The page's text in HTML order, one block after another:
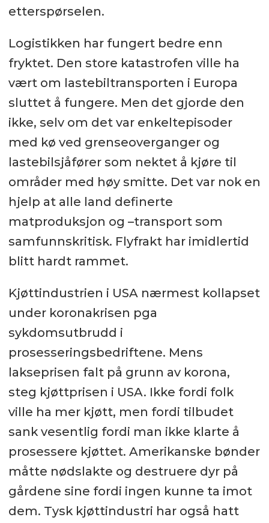
etterspørselen.
Logistikken har fungert bedre enn
fryktet. Den store katastrofen ville ha
vært om lastebiltransporten i Europa
sluttet å fungere. Men det gjorde den
ikke, selv om det var enkeltepisoder
med kø ved grenseoverganger og
lastebilsjåfører som nektet å kjøre til
områder med høy smitte. Det var nok en
hjelp at alle land definerte
matproduksjon og –transport som
samfunnskritisk. Flyfrakt har imidlertid
blitt hardt rammet.
Kjøttindustrien i USA nærmest kollapset
under koronakrisen pga
sykdomsutbrudd i
prosesseringsbedriftene. Mens
lakseprisen falt på grunn av korona,
steg kjøttprisen i USA. Ikke fordi folk
ville ha mer kjøtt, men fordi tilbudet
sank vesentlig fordi man ikke klarte å
prosessere kjøttet. Amerikanske bønder
måtte nødslakte og destruere dyr på
gårdene sine fordi ingen kunne ta imot
dem. Tysk kjøttindustri har også hatt